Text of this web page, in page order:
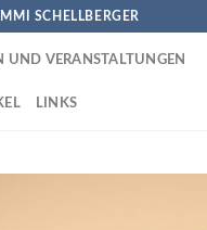
SCHELLBERGER
UND VERANSTALTUNGEN
LINKS